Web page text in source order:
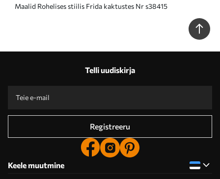
Maalid Rohelises stiilis Frida kaktustes Nr s38415
Telli uudiskirja
Registreeru
Keele muutmine